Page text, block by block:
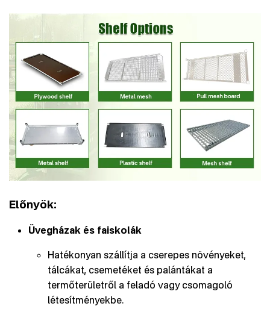
Előnyök:
Üvegházak és faiskolák
Hatékonyan szállítja a cserepes növényeket,
tálcákat, csemetéket és palántákat a
termőterületről a feladó vagy csomagoló
létesítményekbe.